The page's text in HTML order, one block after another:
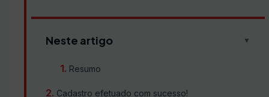
Neste artigo ▼
Resumo
Cadastro efetuado com sucesso!